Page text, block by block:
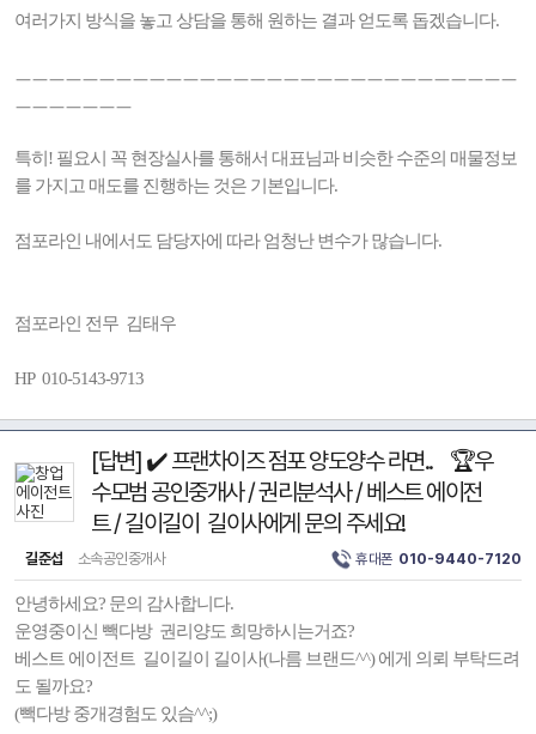
여러가지 방식을 놓고 상담을 통해 원하는 결과 얻도록 돕겠습니다.
ㅡㅡㅡㅡㅡㅡㅡㅡㅡㅡㅡㅡㅡㅡㅡㅡㅡㅡㅡㅡㅡㅡㅡㅡㅡㅡㅡㅡㅡㅡ
ㅡㅡㅡㅡㅡㅡㅡ
특히! 필요시 꼭 현장실사를 통해서 대표님과 비슷한 수준의 매물정보
를 가지고 매도를 진행하는 것은 기본입니다.
점포라인 내에서도 담당자에 따라 엄청난 변수가 많습니다.
점포라인 전무 김태우
HP 010-5143-9713
[답변] ✔️ 프랜차이즈 점포 양도양수 라면.. 🏆우
수모범 공인중개사 / 권리분석사 / 베스트 에이전
트 / 길이길이 길이사에게 문의 주세요!
길준섭 소속공인중개사 휴대폰 010-9440-7120
안녕하세요? 문의 감사합니다.
운영중이신 빽다방 권리양도 희망하시는거죠?
베스트 에이전트 길이길이 길이사(나름 브랜드^^) 에게 의뢰 부탁드려
도 될까요?
(빽다방 중개경험도 있슴^^;)